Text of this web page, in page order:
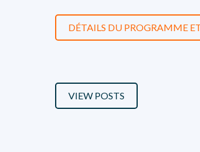
DÉTAILS DU PROGRAMME
VIEW POSTS